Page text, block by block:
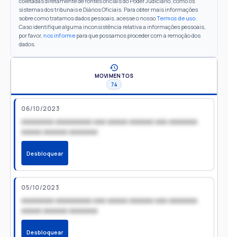
sistemas dos tribunais e Diários Oficiais. Para obter mais informações
sobre como tratamos dados pessoais, acesse o nossoTermos de uso.
Caso identifique alguma inconsistência relativa a informações pessoais,
por favor, nos informe para que possamos proceder com a remoção dos
dados.
MOVIMENTOS
74
06/10/2023
xxxxxxxx xxxxxxxxx xxx xxxxx xxxxxx xxx xxxxxxx
xxxxx xxxxxx xxxxxxx
Desbloquear
05/10/2023
xxxxxxxx xxxxxxxxx xxx xxxxx xxxxxx xxx xxxxxxx
xxxxx xxxxxx xxxxxxx
Desbloquear